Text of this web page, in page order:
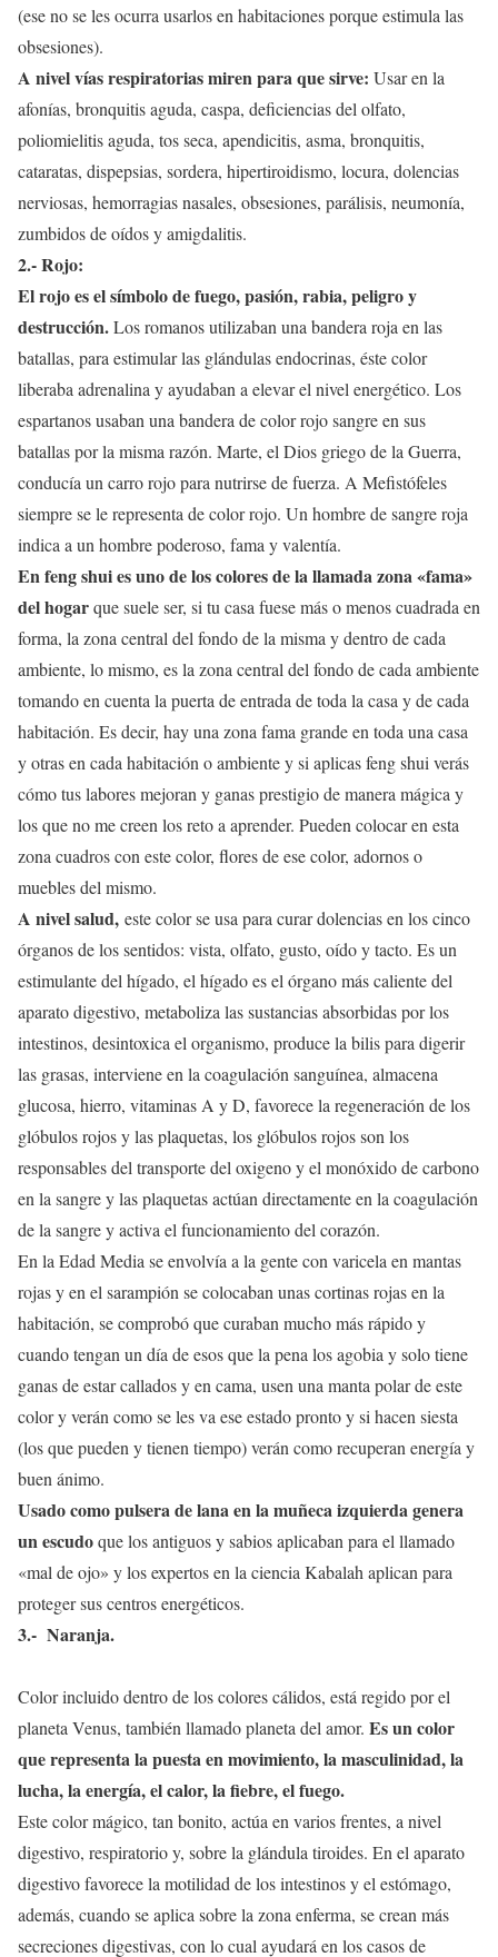
(ese no se les ocurra usarlos en habitaciones porque estimula las
obsesiones).
A nivel vías respiratorias miren para que sirve: Usar en la
afonías, bronquitis aguda, caspa, deficiencias del olfato,
poliomielitis aguda, tos seca, apendicitis, asma, bronquitis,
cataratas, dispepsias, sordera, hipertiroidismo, locura, dolencias
nerviosas, hemorragias nasales, obsesiones, parálisis, neumonía,
zumbidos de oídos y amigdalitis.
2.- Rojo:
El rojo es el símbolo de fuego, pasión, rabia, peligro y
destrucción.Los romanos utilizaban una bandera roja en las
batallas, para estimular las glándulas endocrinas, éste color
liberaba adrenalina y ayudaban a elevar el nivel energético. Los
espartanos usaban una bandera de color rojo sangre en sus
batallas por la misma razón. Marte, el Dios griego de la Guerra,
conducía un carro rojo para nutrirse de fuerza. A Mefistófeles
siempre se le representa de color rojo. Un hombre de sangre roja
indica a un hombre poderoso, fama y valentía.
En feng shui es uno de los colores de la llamada zona «fama»
del hogarque suele ser, si tu casa fuese más o menos cuadrada en
forma, la zona central del fondo de la misma y dentro de cada
ambiente, lo mismo, es la zona central del fondo de cada ambiente
tomando en cuenta la puerta de entrada de toda la casa y de cada
habitación. Es decir, hay una zona fama grande en toda una casa
y otras en cada habitación o ambiente y si aplicas feng shui verás
cómo tus labores mejoran y ganas prestigio de manera mágica y
los que no me creen los reto a aprender. Pueden colocar en esta
zona cuadros con este color, flores de ese color, adornos o
muebles del mismo.
A nivel salud, este color se usa para curar dolencias en los cinco
órganos de los sentidos: vista, olfato, gusto, oído y tacto. Es un
estimulante del hígado, el hígado es el órgano más caliente del
aparato digestivo, metaboliza las sustancias absorbidas por los
intestinos, desintoxica el organismo, produce la bilis para digerir
las grasas, interviene en la coagulación sanguínea, almacena
glucosa, hierro, vitaminas A y D, favorece la regeneración de los
glóbulos rojos y las plaquetas, los glóbulos rojos son los
responsables del transporte del oxigeno y el monóxido de carbono
en la sangre y las plaquetas actúan directamente en la coagulación
de la sangre y activa el funcionamiento del corazón.
En la Edad Media se envolvía a la gente con varicela en mantas
rojas y en el sarampión se colocaban unas cortinas rojas en la
habitación, se comprobó que curaban mucho más rápido y
cuando tengan un día de esos que la pena los agobia y solo tiene
ganas de estar callados y en cama, usen una manta polar de este
color y verán como se les va ese estado pronto y si hacen siesta
(los que pueden y tienen tiempo) verán como recuperan energía y
buen ánimo.
Usado como pulsera de lana en la muñeca izquierda genera
un escudoque los antiguos y sabios aplicaban para el llamado
«mal de ojo» y los expertos en la ciencia Kabalah aplican para
proteger sus centros energéticos.
3.- Naranja.
Color incluido dentro de los colores cálidos, está regido por el
planeta Venus, también llamado planeta del amor. Es un color
que representa la puesta en movimiento, la masculinidad, la
lucha, la energía, el calor, la fiebre, el fuego.
Este color mágico, tan bonito, actúa en varios frentes, a nivel
digestivo, respiratorio y, sobre la glándula tiroides. En el aparato
digestivo favorece la motilidad de los intestinos y el estómago,
además, cuando se aplica sobre la zona enferma, se crean más
secreciones digestivas, con lo cual ayudará en los casos de